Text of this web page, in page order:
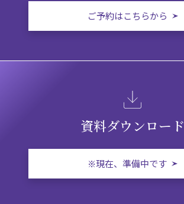
ご予約はこちらから
資料ダウンロード
※現在、準備中です